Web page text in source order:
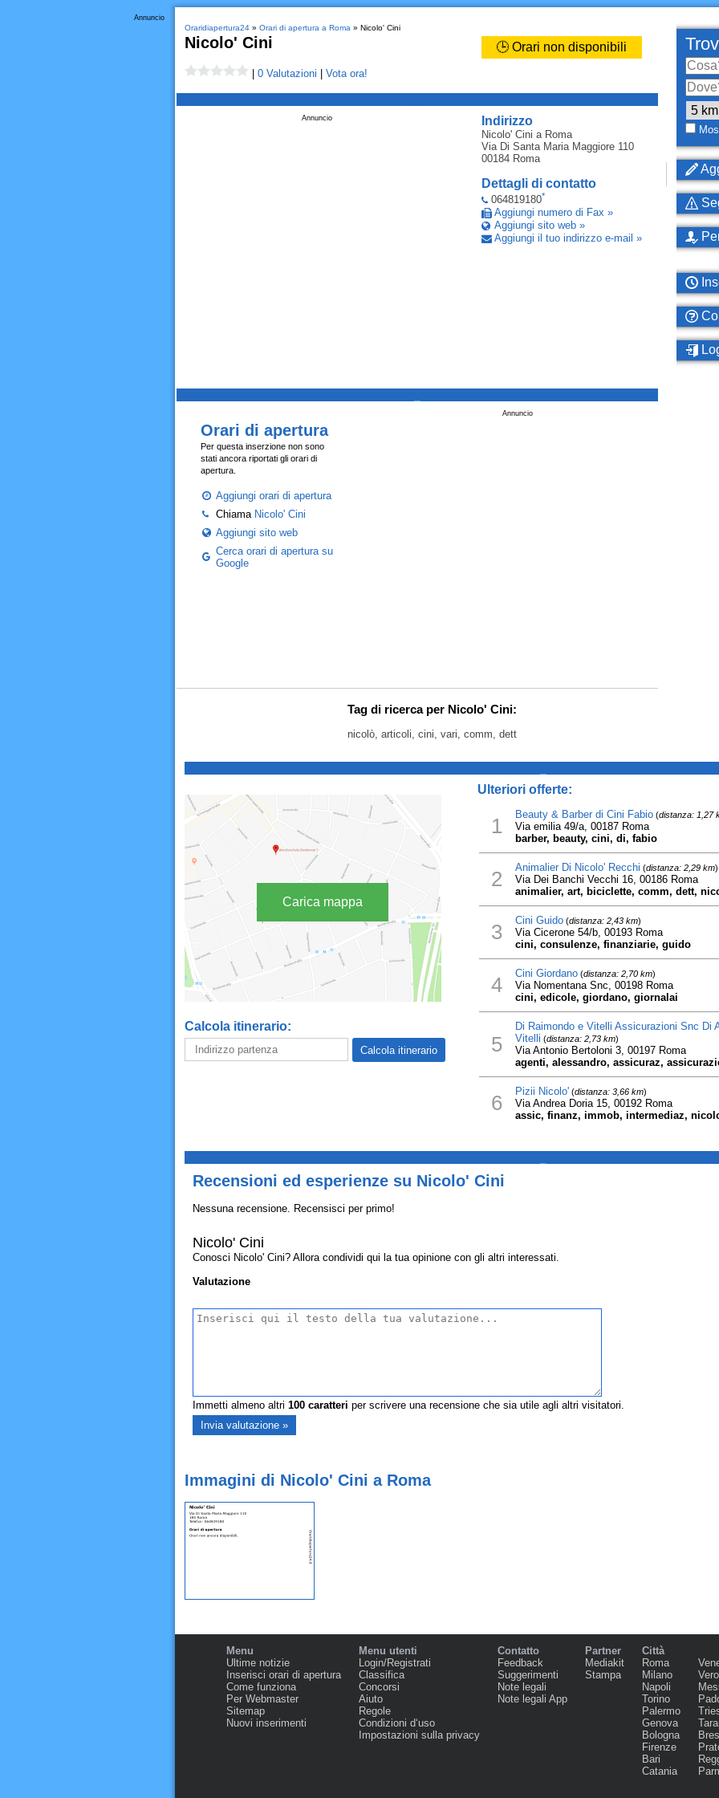
Annuncio
Oraridiapertura24» Orari di apertura a Roma » Nicolo' Cini
Nicolo' Cini 🕒 Orari non disponibili
0 Valutazioni Vota ora!
Indirizzo
Nicolo' Cini a Roma
Via Di Santa Maria Maggiore 110
00184 Roma
Dettagli di contatto
064819180*
Aggiungi numero di Fax »
Aggiungi sito web »
Aggiungi il tuo indirizzo e-mail »
Annuncio
Annuncio
Orari di apertura
Per questa inserzione non sono
stati ancora riportati gli orari di
apertura.
Aggiungi orari di apertura
Chiama Nicolo' Cini
Aggiungi sito web
Cerca orari di apertura su
Google
Tag di ricerca per Nicolo' Cini:
nicolò, articoli, cini, vari, comm, dett
Carica mappa
Calcola itinerario:
Ulteriori offerte:
1 Beauty & Barber di Cini Fabio(distanza: 1,27
Via emilia 49/a, 00187 Roma
barber, beauty, cini, di, fabio
2 Animalier Di Nicolo' Recchi (distanza: 2,29 km)
Via Dei Banchi Vecchi 16, 00186 Roma
animalier, art, biciclette, comm, dett,
3 Cini Guido(distanza: 2,43 km)
Via Cicerone 54/b, 00193 Roma
cini, consulenze, finanziarie, guido
4 Cini Giordano(distanza: 2,70 km)
Via Nomentana Snc, 00198 Roma
cini, edicole, giordano, giornalai
5
Di Raimondo e Vitelli Assicurazioni Snc Di
Vitelli (distanza: 2,73 km)
Via Antonio Bertoloni 3, 00197 Roma
agenti, alessandro, assicuraz,
6 Pizii Nicolo'(distanza: 3,66 km)
Via Andrea Doria 15, 00192 Roma
assic, finanz, immob, intermediaz,
Recensioni ed esperienze su Nicolo' Cini
Nessuna recensione. Recensisci per primo!
Nicolo' Cini
Conosci Nicolo' Cini? Allora condividi qui la tua opinione con gli altri interessati.
Valutazione
Immetti almeno altri 100caratteri per scrivere una recensione che sia utile agli altri visitatori.
Immagini di Nicolo' Cini a Roma
Menu
Ultime notizie
Inserisci orari di apertura
Come funziona
Per Webmaster
Sitemap
Nuovi inserimenti
Menu utenti
Login/Registrati
Classifica
Concorsi
Aiuto
Regole
Condizioni d‘uso
Impostazioni sulla privacy
Contatto
Feedback
Suggerimenti
Note legali
Note legali App
Partner
Mediakit
Stampa
Città
Roma
Milano
Napoli
Torino
Palermo
Genova
Bologna
Firenze
Bari
Catania